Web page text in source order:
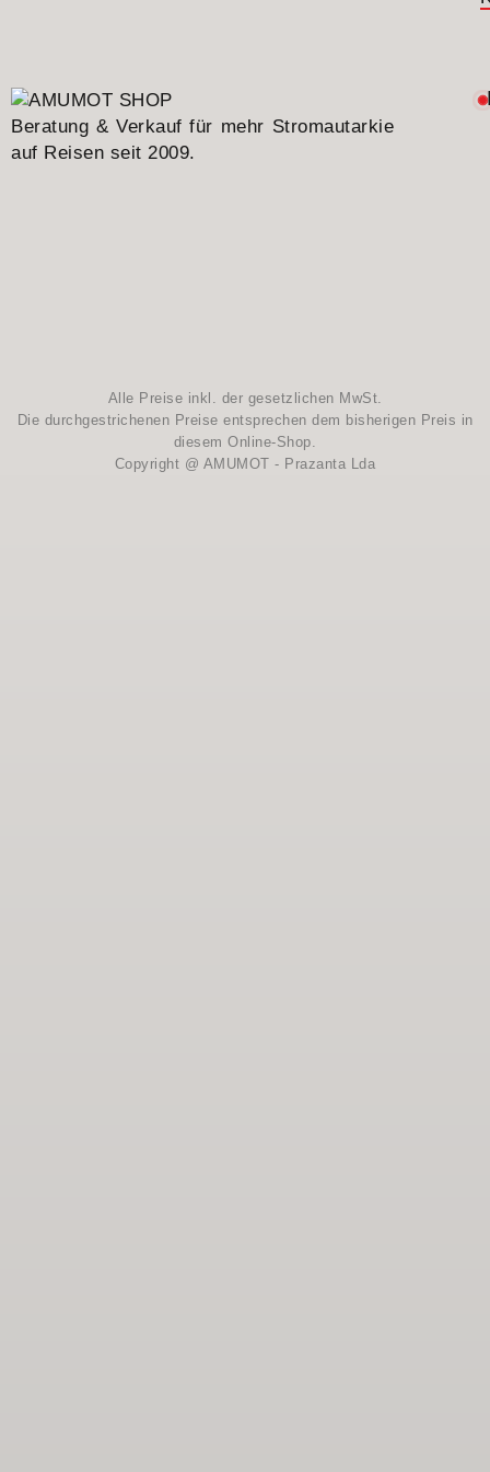
Beratung & Verkauf für mehr Stromautarkie
auf Reisen seit 2009.
Alle Preise inkl. der gesetzlichen MwSt.
Die durchgestrichenen Preise entsprechen dem bisherigen Preis in
diesem Online-Shop.
Copyright @ AMUMOT - Prazanta Lda